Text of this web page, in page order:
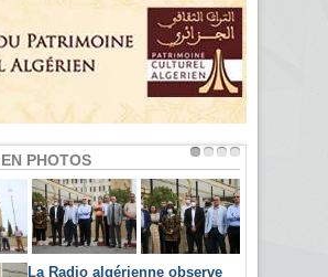
PHOTOS
La Radio algérienne observe